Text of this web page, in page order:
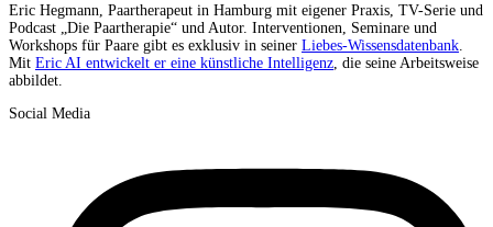
Eric Hegmann, Paartherapeut in Hamburg mit eigener Praxis, TV-Serie und
Podcast „Die Paartherapie“ und Autor. Interventionen, Seminare und
Workshops für Paare gibt es exklusiv in seiner Liebes-Wissensdatenbank
Mit Eric AI entwickelt er eine künstliche Intelligenz , die seine Arbeitsweise
abbildet.
Social Media